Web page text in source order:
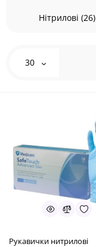
Нітрилові (26)
30
Рукавички нитрилові